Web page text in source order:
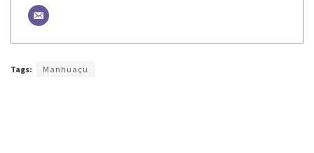
Tags: Manhuaçu